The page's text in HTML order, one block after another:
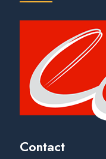
Contact